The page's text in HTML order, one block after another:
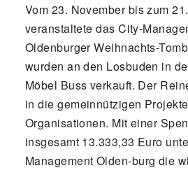
Vom 23. November bis zum
veranstaltete das City-
Oldenburger Weihnachts-
wurden an den Losbuden in
Möbel Buss verkauft. Der
in die gemeinnützigen
Organisationen. Mit einer
insgesamt 13.333,33 Euro
Management Olden-burg die